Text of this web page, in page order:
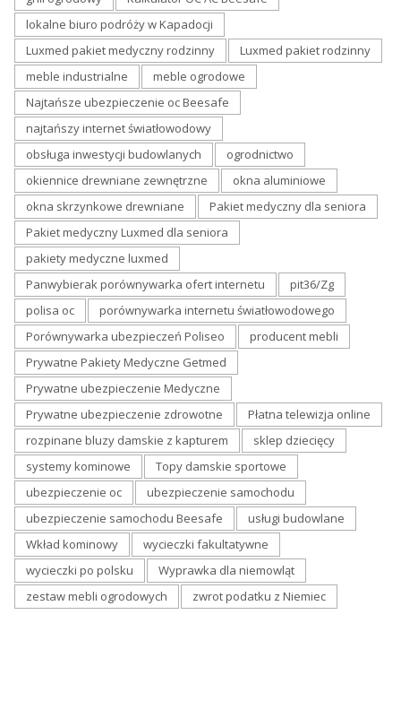
lokalne biuro podróży w Kapadocji
Luxmed pakiet medyczny rodzinny
Luxmed pakiet rodzinny
meble industrialne
meble ogrodowe
Najtańsze ubezpieczenie oc Beesafe
najtańszy internet światłowodowy
obsługa inwestycji budowlanych
ogrodnictwo
okiennice drewniane zewnętrzne
okna aluminiowe
okna skrzynkowe drewniane
Pakiet medyczny dla seniora
Pakiet medyczny Luxmed dla seniora
pakiety medyczne luxmed
Panwybierak porównywarka ofert internetu
pit36/Zg
polisa oc
porównywarka internetu światłowodowego
Porównywarka ubezpieczeń Poliseo
producent mebli
Prywatne Pakiety Medyczne Getmed
Prywatne ubezpieczenie Medyczne
Prywatne ubezpieczenie zdrowotne
Płatna telewizja online
rozpinane bluzy damskie z kapturem
sklep dziecięcy
systemy kominowe
Topy damskie sportowe
ubezpieczenie oc
ubezpieczenie samochodu
ubezpieczenie samochodu Beesafe
usługi budowlane
Wkład kominowy
wycieczki fakultatywne
wycieczki po polsku
Wyprawka dla niemowląt
zestaw mebli ogrodowych
zwrot podatku z Niemiec